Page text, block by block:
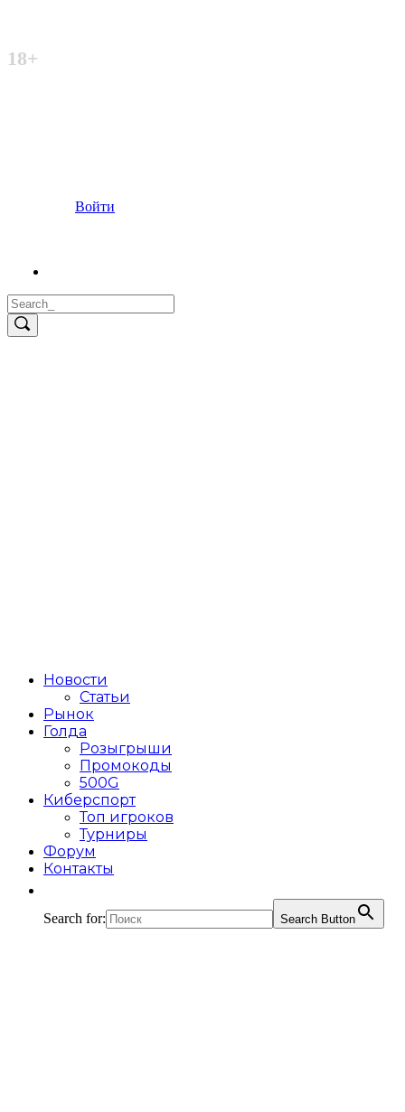
18+
Войти
Новости
Статьи
Рынок
Голда
Розыгрыши
Промокоды
500G
Киберспорт
Топ игроков
Турниры
Форум
Контакты
Search for: Search Button